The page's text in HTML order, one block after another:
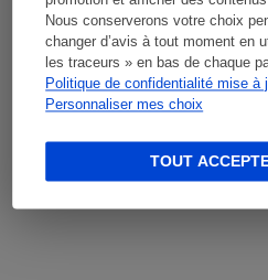
Nous conserverons votre choix
changer d’avis à tout moment en
les traceurs » en bas de chaque
Politique de confidentialité mise à
Personnaliser mes choix
TOUT